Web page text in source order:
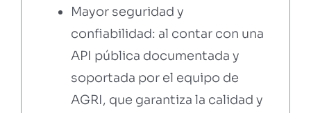
Mayor seguridad y
confiabilidad: al contar con una
API pública documentada y
soportada por el equipo de
AGRI, que garantiza la calidad y